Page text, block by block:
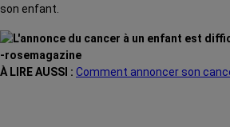
son enfant.
À LIRE AUSSI : Comment annoncer son